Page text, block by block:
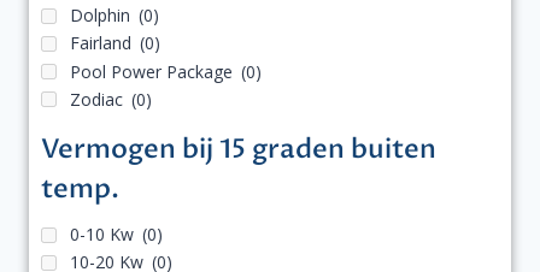
Dolphin (0)
Fairland (0)
Pool Power Package (0)
Zodiac (0)
Vermogen bij 15 graden buiten
temp.
0-10 Kw (0)
10-20 Kw (0)